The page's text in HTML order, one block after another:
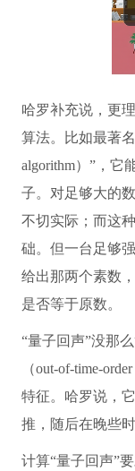
哈罗补充说，更
算法。比如最著
algorithm）”，它
子。对足够大的
不切实际；而这
础。但一台足够
给出那两个素数
是否等于原数。
“量子回声”没那
（out-of-time-
特征。哈罗说，
推，随后在晚些
计算“量子回声”